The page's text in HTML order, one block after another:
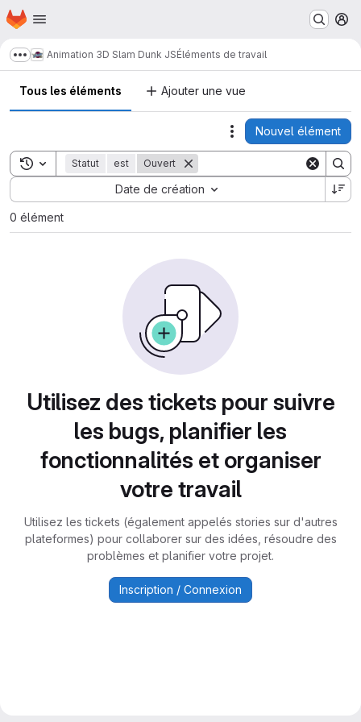
Passer au contenu principal
Page d'accueil
Afficher davantage de fils d'Ariane
Animation 3D Slam Dunk JSÉléments de travail
Tous les éléments Ajouter une vue
Actions
Nouvel élément
Toggle search history
Statut est Ouvert
Date de création
Sort by:
0 élément
Utilisez des tickets pour suivre
les bugs, planifier les
fonctionnalités et organiser
votre travail
Utilisez les tickets (également appelés stories sur d'autres
plateformes) pour collaborer sur des idées, résoudre des
problèmes et planifier votre projet.
Inscription / Connexion